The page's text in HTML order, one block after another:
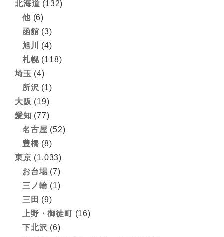
北海道 (132)
他(6)
函館 (3)
旭川
(4)
札幌(118)
埼玉 (4)
所沢 (1)
大阪 (19)
愛知 (77)
名古屋 (52)
豊橋 (8)
東京 (1,033)
お台場 (7)
三ノ輪 (1)
三田 (9)
上野・御徒町 (16)
下北沢 (6)